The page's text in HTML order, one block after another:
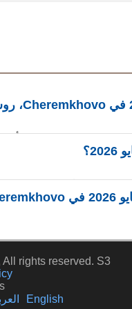
rights reserved. S3
English